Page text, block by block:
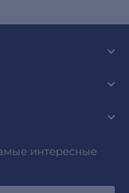
интересные